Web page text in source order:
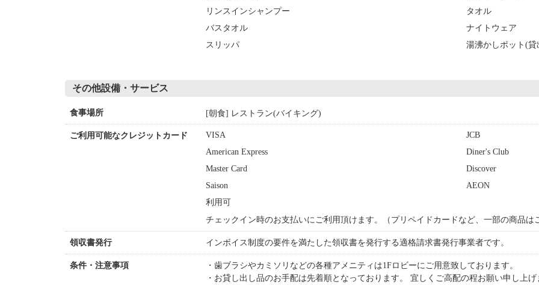
リンスインシャンプー
タオル
バスタオル
ナイトウェア
スリッパ
湯沸かしポット(貸
その他設備・サービス
食事場所 [朝食] レストラン(バイキング)
ご利用可能なクレジットカード VISA
JCB
American Express
Diner's Club
Master Card
Discover
Saison
AEON
利用可
チェックイン時のお支払いにご利用頂けます。（プリペイドカードなど、一部の商品は
領収書発行 インボイス制度の要件を満たした領収書を発行する適格請求書発行事業者です。
条件・注意事項
歯ブラシやカミソリなどの各種アメニティは1Fロビーにご用意致しております。
お貸し出し品のお手配は先着順となっております。 宜しくご高配の程お願い申し上げ